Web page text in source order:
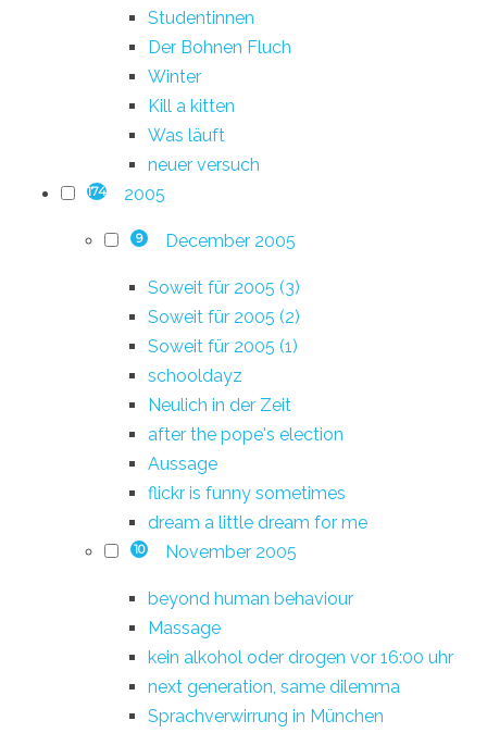
Studentinnen
Der Bohnen Fluch
Winter
Kill a kitten
Was läuft
neuer versuch
174 2005
9 December 2005
Soweit für 2005 (3)
Soweit für 2005 (2)
Soweit für 2005 (1)
schooldayz
Neulich in der Zeit
after the pope's election
Aussage
flickr is funny sometimes
dream a little dream for me
10 November 2005
beyond human behaviour
Massage
kein alkohol oder drogen vor 16:00 uhr
next generation, same dilemma
Sprachverwirrung in München